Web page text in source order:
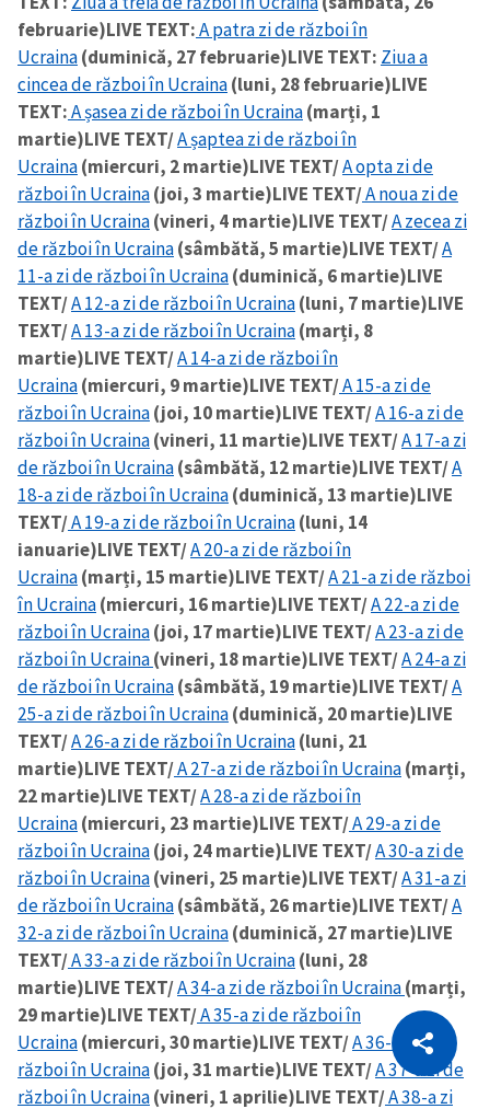
Copiază Link
februarie)LIVE TEXT:A patra zi de război în
Ucraina(duminică, 27 februarie)LIVE TEXT: Ziua a
cincea de război în Ucraina(luni, 28 februarie)LIVE
TEXT:A șasea zi de război în Ucraina(marți, 1
martie)LIVE TEXT/A șaptea zi de război în
Ucraina(miercuri, 2 martie)LIVE TEXT/A opta zi de
război în Ucraina(joi, 3 martie)LIVE TEXT/A noua zi de
război în Ucraina(vineri, 4 martie)LIVE TEXT/A zecea zi
de război în Ucraina(sâmbătă, 5 martie)LIVE TEXT/A
11-a zi de război în Ucraina(duminică, 6 martie)LIVE
TEXT/A 12-a zi de război în Ucraina(luni, 7 martie)LIVE
TEXT/A 13-a zi de război în Ucraina(marți, 8
martie)LIVE TEXT/A 14-a zi de război în
Ucraina(miercuri, 9 martie)LIVE TEXT/A 15-a zi de
război în Ucraina(joi, 10 martie)LIVE TEXT/A 16-a zi de
război în Ucraina(vineri, 11 martie)LIVE TEXT/A 17-a zi
de război în Ucraina(sâmbătă, 12 martie)LIVE TEXT/A
18-a zi de război în Ucraina(duminică, 13 martie)LIVE
TEXT/A 19-a zi de război în Ucraina(luni, 14
ianuarie)LIVE TEXT/A 20-a zi de război în
Ucraina(marți, 15 martie)LIVE TEXT/A 21-a zi de război
în Ucraina(miercuri, 16 martie)LIVE TEXT/A 22-a zi de
război în Ucraina(joi, 17 martie)LIVE TEXT/A 23-a zi de
război în Ucraina(vineri, 18 martie)LIVE TEXT/A 24-a zi
de război în Ucraina(sâmbătă, 19 martie)LIVE TEXT/A
25-a zi de război în Ucraina(duminică, 20 martie)LIVE
TEXT/A 26-a zi de război în Ucraina(luni, 21
martie)LIVE TEXT/A 27-a zi de război în Ucraina(marți,
22 martie)LIVE TEXT/A 28-a zi de război în
Ucraina(miercuri, 23 martie)LIVE TEXT/A 29-a zi de
război în Ucraina(joi, 24 martie)LIVE TEXT/A 30-a zi de
război în Ucraina(vineri, 25 martie)LIVE TEXT/A 31-a zi
de război în Ucraina(sâmbătă, 26 martie)LIVE TEXT/A
32-a zi de război în Ucraina(duminică, 27 martie)LIVE
TEXT/A 33-a zi de război în Ucraina(luni, 28
martie)LIVE TEXT/A 34-a zi de război în Ucraina(marți,
29 martie)LIVE TEXT/A 35-a zi de război în
Ucraina(miercuri, 30 martie)LIVE TEXT/A 36-a zi de
război în Ucraina(joi, 31 martie)LIVE TEXT/A 37-a zi de
război în Ucraina(vineri, 1 aprilie)LIVE TEXT/A 38-a zi
Citește articolul
CITEȘTE